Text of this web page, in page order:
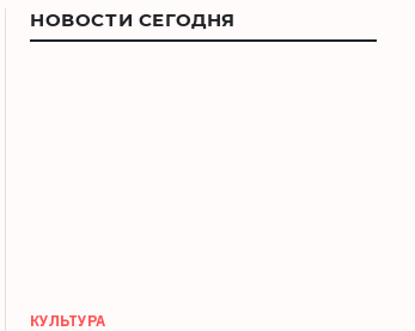
НОВОСТИ СЕГОДНЯ
КУЛЬТУРА